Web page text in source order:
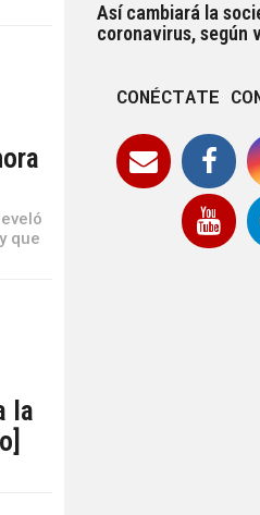
que
la
Así cambiará la
coronavirus, según
CONÉCTATE